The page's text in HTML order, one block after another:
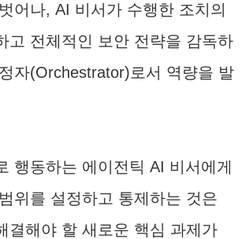
어나, AI 비서가 수행한 조치의
고 전체적인 보안 전략을 감독하
자(Orchestrator)로서 역량을 발
행동하는 에이전틱 AI 비서에게
위를 설정하고 통제하는 것은
결해야 할 새로운 핵심 과제가